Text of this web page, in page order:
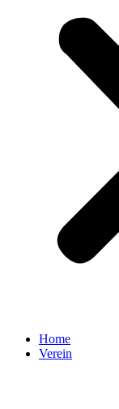
Home
Verein